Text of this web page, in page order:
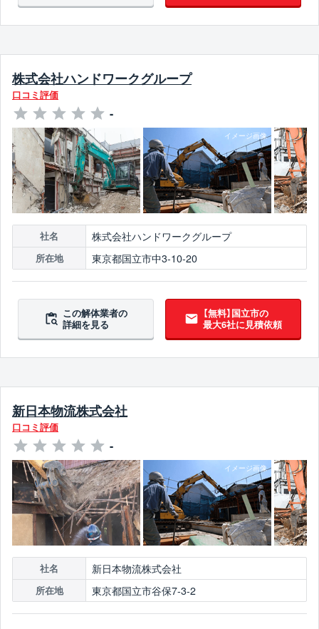
株式会社ハンドワークグループ
口コミ評価
-
社名 株式会社ハンドワークグループ
所在地 東京都国立市中3-10-20
この解体業者の
詳細を見る
【無料】国立市の
最大6社に見積依頼
新日本物流株式会社
口コミ評価
-
社名 新日本物流株式会社
所在地 東京都国立市谷保7-3-2